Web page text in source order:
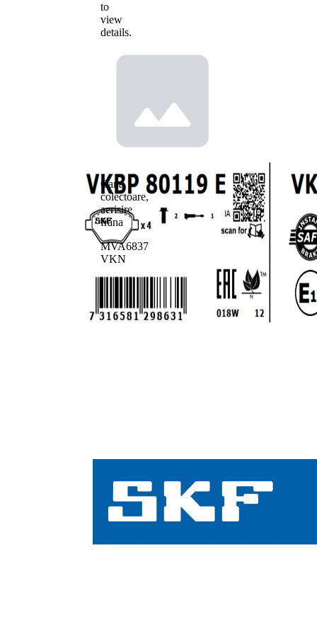
to
view
details.
Cana
colectoare,
aerisire
frana
MVA6837
VKN